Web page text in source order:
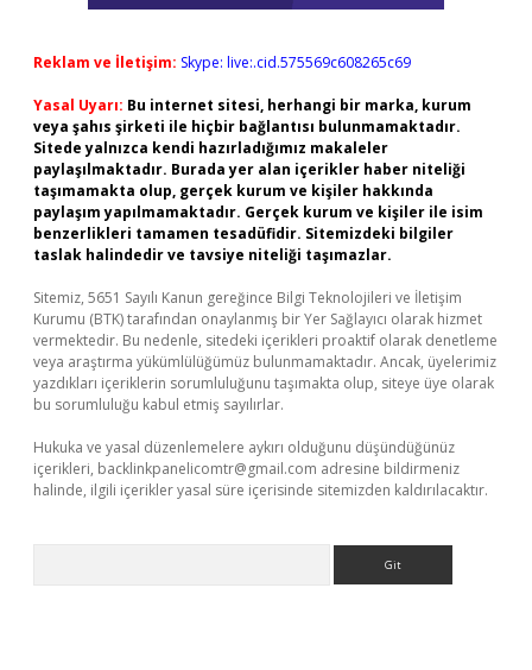
Reklam ve İletişim: Skype: live:.cid.575569c608265c69
Yasal Uyarı: Bu internet sitesi, herhangi bir marka, kurum
veya şahıs şirketi ile hiçbir bağlantısı bulunmamaktadır.
Sitede yalnızca kendi hazırladığımız makaleler
paylaşılmaktadır. Burada yer alan içerikler haber niteliği
taşımamakta olup, gerçek kurum ve kişiler hakkında
paylaşım yapılmamaktadır. Gerçek kurum ve kişiler ile isim
benzerlikleri tamamen tesadüfidir. Sitemizdeki bilgiler
taslak halindedir ve tavsiye niteliği taşımazlar.
Sitemiz, 5651 Sayılı Kanun gereğince Bilgi Teknolojileri ve İletişim
Kurumu (BTK) tarafından onaylanmış bir Yer Sağlayıcı olarak hizmet
vermektedir. Bu nedenle, sitedeki içerikleri proaktif olarak denetleme
veya araştırma yükümlülüğümüz bulunmamaktadır. Ancak, üyelerimiz
yazdıkları içeriklerin sorumluluğunu taşımakta olup, siteye üye olarak
bu sorumluluğu kabul etmiş sayılırlar.
Hukuka ve yasal düzenlemelere aykırı olduğunu düşündüğünüz
içerikleri, backlinkpanelicomtr@gmail.com adresine bildirmeniz
halinde, ilgili içerikler yasal süre içerisinde sitemizden kaldırılacaktır.